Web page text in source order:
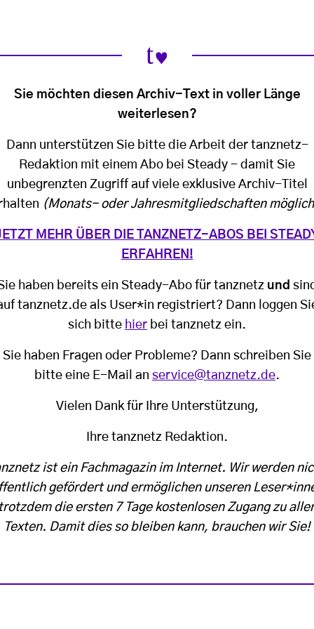
Sie möchten diesen Archiv-Text in voller Länge
weiterlesen?
Dann unterstützen Sie bitte die Arbeit der tanznetz-
Redaktion mit einem Abo bei Steady - damit Sie
unbegrenzten Zugriff auf viele exklusive Archiv-Titel
(Monats- oder Jahresmitgliedschaften
MEHR ÜBER DIE TANZNETZ-ABOS BEI
ERFAHREN!
haben bereits ein Steady-Abo für tanznetz und
tanznetz.de als User*in registriert? Dann loggen
sich bitte hier bei tanznetz ein.
Sie haben Fragen oder Probleme? Dann schreiben Sie
bitte eine E-Mail an service@tanznetz.de.
Vielen Dank für Ihre Unterstützung,
Ihre tanznetz Redaktion.
ist ein Fachmagazin im Internet. Wir werden
gefördert und ermöglichen unseren
die ersten 7 Tage kostenlosen Zugang zu
Texten. Damit dies so bleiben kann, brauchen wir Sie!